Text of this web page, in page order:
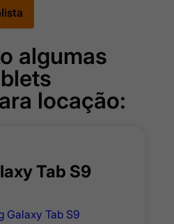
algumas
locação:
Tab S9